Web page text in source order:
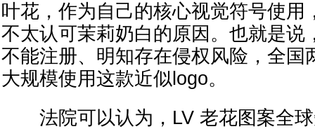
叶花，作为自己的核心视觉符号使用
不太认可茉莉奶白的原因。也就是说
不能注册、明知存在侵权风险，全国
大规模使用这款近似logo。
法院可以认为，LV 老花图案全球